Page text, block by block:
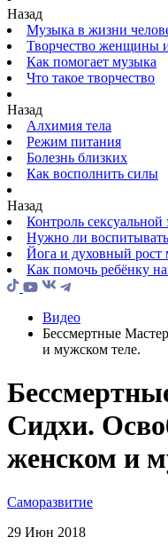
Назад
Музыка в жизни
Творчество женщины
Как помогает музыка
Что такое творчество
Назад
Алхимия тела
Режим питания
Болезнь близких
Как восполнить силы
Назад
Контроль сексуальной
Нужно ли
Йога и духовный рост
Как помочь ребёнку
Видео
Бессмертные
и мужском теле.
Сидхи.
женском и
Саморазвитие
29 Июн 2018